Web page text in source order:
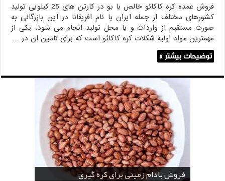
فروش عمده کره کاکائو خالص با بو در کارتن های 25 کیلویی تولید
کشورهای مختلف از جمله ایران با نام افریقانا در این بازرگانی به
صورت مستقیم از واردات و یا محل تولید انجام می شود، یکی از
مهمترین مواد اولیه شکلات کره کاکائو است که برای تامین ان در …
توضیحات بیشتر »
قیمت خرید دانه خام کاکائو
فروش بادام زمینی برای کره گیری
خرید عمده کنجد در تهران
خرید عمده کنجد سیاه و سفید
خرید بادام زمینی فله
خرید عمده کنجد سیاه
خرید عمده کنجد سفید
قیمت خرید کافی میت در کرمان
فروش انواع کنجد در یزد ( Sesame )